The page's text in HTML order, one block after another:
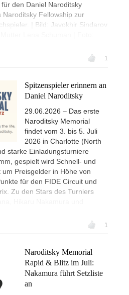
den Daniel Naroditsky
Fellowship zur
| Bild: Javokhir Sindarov
1
Spitzenspieler erinnern an
Daniel Naroditsky
29.06.2026 – Das erste
Naroditsky Memorial
findet vom 3. bis 5. Juli
2026 in Charlotte (North
starke Einladungsturniere
gespielt wird Schnell- und
Preisgelder in Höhe von
für den FIDE Circuit und
Zu den Stars des Turniers
1
Naroditsky Memorial
Rapid & Blitz im Juli:
Nakamura führt Setzliste
an